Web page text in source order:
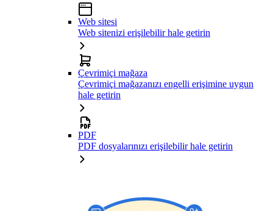
Web sitesi
Web sitenizi erişilebilir hale getirin
Çevrimiçi mağaza
Çevrimiçi mağazanızı engelli erişimine uygun
hale getirin
PDF
PDF dosyalarınızı erişilebilir hale getirin